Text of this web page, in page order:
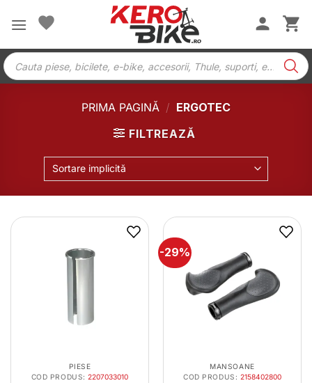
Products
search
PRIMA PAGINĂ / ERGOTEC
FILTREAZĂ
Sortare implicită
PIESE
COD PRODUS:2207033010
-29%
MANSOANE
COD PRODUS: 2158402800